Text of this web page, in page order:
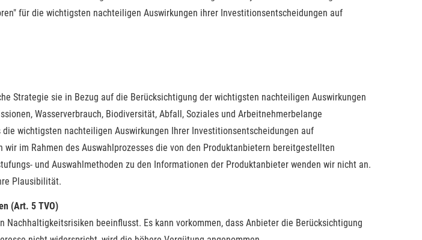
für die wichtigsten nachteiligen Auswirkungen ihrer Investitionsentscheidungen auf
Strategie sie in Bezug auf die Berücksichtigung der wichtigsten nachteiligen Auswirkungen
Wasserverbrauch, Biodiversität, Abfall, Soziales und Arbeitnehmerbelange
wichtigsten nachteiligen Auswirkungen Ihrer Investitionsentscheidungen auf
im Rahmen des Auswahlprozesses die von den Produktanbietern bereitgestellten
und Auswahlmethoden zu den Informationen der Produktanbieter wenden wir nicht an.
Plausibilität.
(Art. 5 TVO)
beeinflusst. Es kann vorkommen, dass Anbieter die Berücksichtigung